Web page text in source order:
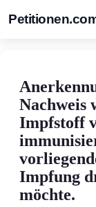
Nachweis
Impfstoff
Impfung
möchte.